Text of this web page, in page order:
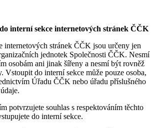
interní sekce internetových stránek ČČK
internetových stránek ČČK jsou určeny jen
jednotek Společnosti ČČK. Nesmí
osobám ani jinak šířeny a nesmí být rovněž
Vstoupit do interní sekce může pouze osoba,
Úřadu ČČK nebo úřadu příslušného
potvrzujete souhlas s respektováním těchto
do interní sekce.